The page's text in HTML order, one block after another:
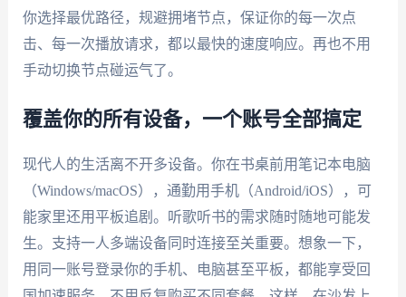
你选择最优路径，规避拥堵节点，保证你的每一次点
击、每一次播放请求，都以最快的速度响应。再也不用
手动切换节点碰运气了。
覆盖你的所有设备，一个账号全部搞定
现代人的生活离不开多设备。你在书桌前用笔记本电脑
（Windows/macOS），通勤用手机（Android/iOS），可
能家里还用平板追剧。听歌听书的需求随时随地可能发
生。支持一人多端设备同时连接至关重要。想象一下，
用同一账号登录你的手机、电脑甚至平板，都能享受回